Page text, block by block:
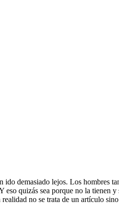
demasiado lejos. Los hombres
quizás sea porque no la tienen
no se trata de un artículo